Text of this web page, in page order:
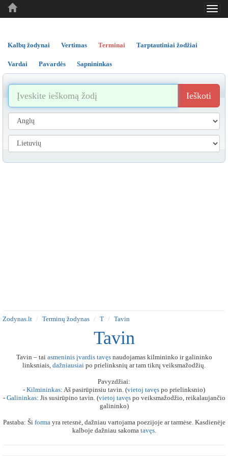
..
..
Kalbų žodynai Vertimas Terminai Tarptautiniai žodžiai
Vardai Pavardės Sapnininkas
Ieškoti
Zodynas.lt Terminų žodynas T Tavin
Tavin
Tavin – tai asmeninis įvardis tavęsnaudojamas kilmininko ir galininko
linksniais, dažniausiai po prielinksnių ar tam tikrų veiksmažodžių.
Pavyzdžiai:
- Kilmininkas: Aš pasirūpinsiu tavin. (vietoj tavęs po prielinksnio)
- Galininkas: Jis susirūpino tavin. (vietoj tavęspo veiksmažodžio, reikalaujančio
galininko)
Pastaba: Ši formayra retesnė, dažniau vartojama poezijoje ar tarmėse. Kasdienėje
kalboje dažniau sakoma tavęs.